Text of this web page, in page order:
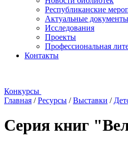
Республиканские
Актуальные документы
Исследования
Проекты
Профессиональная
Контакты
Конкурсы
Главная /Ресурсы /Выставки /
Серия книг